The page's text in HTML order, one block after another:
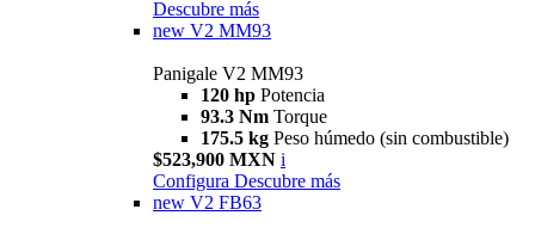
Descubre más
new V2 MM93
Panigale V2 MM93
120 hp Potencia
93.3 Nm Torque
175.5 kg Peso húmedo (sin combustible)
$523,900 MXN i
Configura Descubre más
new V2 FB63